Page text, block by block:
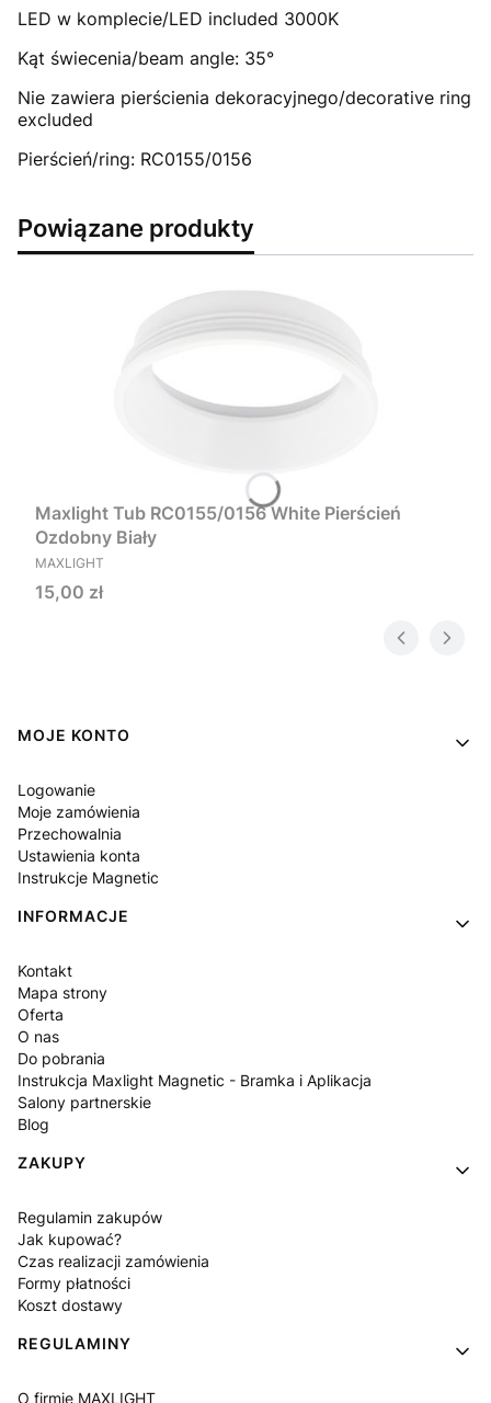
LED w komplecie/LED included 3000K
Kąt świecenia/beam angle: 35°
Nie zawiera pierścienia dekoracyjnego/decorative ring
excluded
Pierścień/ring: RC0155/0156
Powiązane produkty
Maxlight Tub RC0155/0156 White Pierścień
Ozdobny Biały
PRODUCENT
MAXLIGHT
Cena
15,00 zł
Linki w stopce
MOJE KONTO
Logowanie
Moje zamówienia
Przechowalnia
Ustawienia konta
Instrukcje Magnetic
INFORMACJE
Kontakt
Mapa strony
Oferta
O nas
Do pobrania
Instrukcja Maxlight Magnetic - Bramka i Aplikacja
Salony partnerskie
Blog
ZAKUPY
Regulamin zakupów
Jak kupować?
Czas realizacji zamówienia
Formy płatności
Koszt dostawy
REGULAMINY
O firmie MAXLIGHT